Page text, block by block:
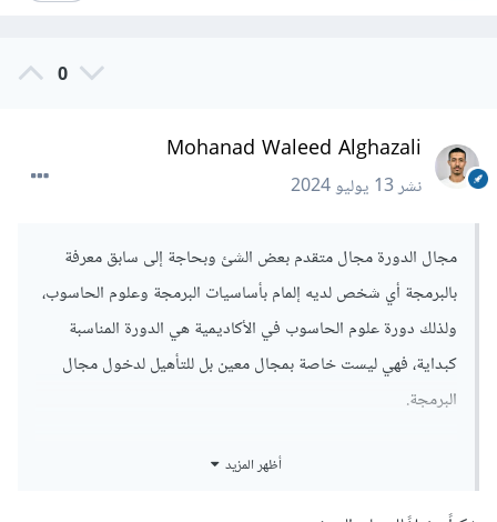
0
Mohanad Waleed Alghazali
نشر13 يوليو 2024
مجال الدورة مجال متقدم بعض الشئ وبحاجة إلى سابق معرفة
بالبرمجة أي شخص لديه إلمام بأساسيات البرمجة وعلوم الحاسوب،
ولذلك دورة علوم الحاسوب في الأكاديمية هي الدورة المناسبة
كبداية، فهي ليست خاصة بمجال معين بل للتأهيل لدخول مجال
البرمجة.
لكن في دورة الذكاء الاصطناعي كما تلاحظ في وصف الدورة فقد تم
أظهر المزيد